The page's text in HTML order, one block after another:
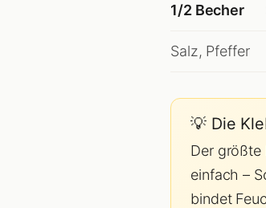
1/2 Becher
Salz, Pfeffer
💡 Die
Der größte
einfach –
bindet